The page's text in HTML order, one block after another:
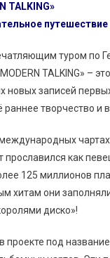
TALKING»
путешествие
туром по
TALKING» –
записей
творчество и
чартах
как
125 миллионов
хитам они
диско»!
под